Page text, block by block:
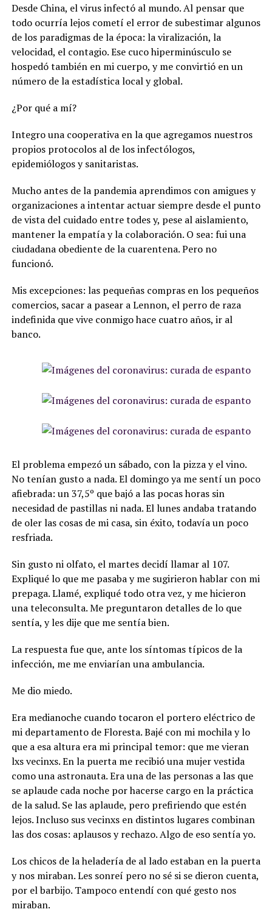
Desde China, el virus infectó al mundo. Al pensar que
todo ocurría lejos cometí el error de subestimar algunos
de los paradigmas de la época: la viralización, la
velocidad, el contagio. Ese cuco hiperminúsculo se
hospedó también en mi cuerpo, y me convirtió en un
número de la estadística local y global.
¿Por qué a mí?
Integro una cooperativa en la que agregamos nuestros
propios protocolos al de los infectólogos,
epidemiólogos y sanitaristas.
Mucho antes de la pandemia aprendimos con amigues y
organizaciones a intentar actuar siempre desde el punto
de vista del cuidado entre todes y, pese al aislamiento,
mantener la empatía y la colaboración. O sea: fui una
ciudadana obediente de la cuarentena. Pero no
funcionó.
Mis excepciones: las pequeñas compras en los pequeños
comercios, sacar a pasear a Lennon, el perro de raza
indefinida que vive conmigo hace cuatro años, ir al
banco.
El problema empezó un sábado, con la pizza y el vino.
No tenían gusto a nada. El domingo ya me sentí un poco
afiebrada: un 37,5º que bajó a las pocas horas sin
necesidad de pastillas ni nada. El lunes andaba tratando
de oler las cosas de mi casa, sin éxito, todavía un poco
resfriada.
Sin gusto ni olfato, el martes decidí llamar al 107.
Expliqué lo que me pasaba y me sugirieron hablar con mi
prepaga. Llamé, expliqué todo otra vez, y me hicieron
una teleconsulta. Me preguntaron detalles de lo que
sentía, y les dije que me sentía bien.
La respuesta fue que, ante los síntomas típicos de la
infección, me me enviarían una ambulancia.
Me dio miedo.
Era medianoche cuando tocaron el portero eléctrico de
mi departamento de Floresta. Bajé con mi mochila y lo
que a esa altura era mi principal temor: que me vieran
lxs vecinxs. En la puerta me recibió una mujer vestida
como una astronauta. Era una de las personas a las que
se aplaude cada noche por hacerse cargo en la práctica
de la salud. Se las aplaude, pero prefiriendo que estén
lejos. Incluso sus vecinxs en distintos lugares combinan
las dos cosas: aplausos y rechazo. Algo de eso sentía yo.
Los chicos de la heladería de al lado estaban en la puerta
y nos miraban. Les sonreí pero no sé si se dieron cuenta,
por el barbijo. Tampoco entendí con qué gesto nos
miraban.